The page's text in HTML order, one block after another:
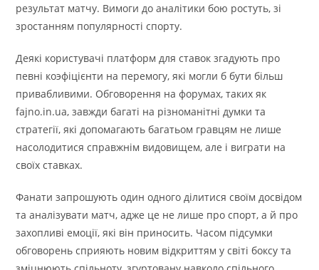
результат матчу. Вимоги до аналітики бою ростуть, зі
зростанням популярності спорту.
Деякі користувачі платформ для ставок згадують про
певні коэфіцієнти на перемогу, які могли б бути більш
привабливими. Обговорення на форумах, таких як
fajno.in.ua, завжди багаті на різноманітні думки та
стратегії, які допомагають багатьом гравцям не лише
насолодитися справжнім видовищем, але і виграти на
своїх ставках.
Фанати запрошують один одного ділитися своїм досвідом
та аналізувати матч, адже це не лише про спорт, а й про
захопливі емоції, які він приносить. Часом підсумки
обговорень сприяють новим відкриттям у світі боксу та